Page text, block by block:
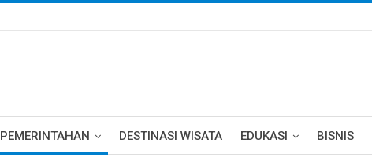
PEMERINTAHAN DESTINASI WISATA EDUKASI BISNIS